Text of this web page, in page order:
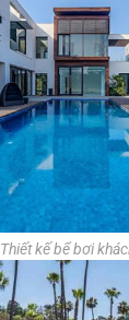
Thiết kế bể bơi